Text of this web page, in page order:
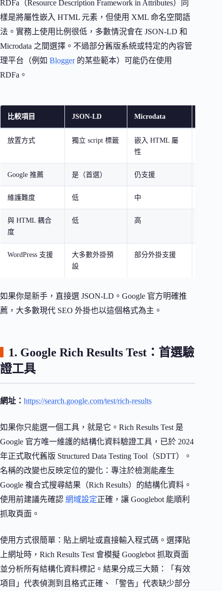
RDFa（Resource Description Framework in Attributes）同
樣是將屬性嵌入 HTML 元素，但使用 XML 命名空間語
法。實務上使用比例很低，多數情況會在 JSON-LD 和
Microdata 之間選擇。不過部分舊版系統或特定的內容管
理平台（例如 Blogger的某些範本）可能仍在使用
RDFa。
比較項目 JSON-LD Microdata
放置方式 獨立 script 標籤
嵌入 HTML 屬
性
Google 推薦 是（首選） 仍支援
維護難度 低 中
與 HTML 耦合
度
低 高
WordPress 支援
大多數外掛預
設
部分外掛支援
如果你是新手，直接選 JSON-LD。Google 官方明確推
薦，大多數現代 SEO 外掛也以這個格式為主。
1. Google Rich Results Test：首選驗
證工具
網址： https://search.google.com/test/rich-results
如果你只能選一個工具，就是它。Rich Results Test 是
Google 官方唯一維護的結構化資料驗證工具，已於 2024
年正式取代舊版 Structured Data Testing Tool（SDTT）。
名稱的改變也反映定位的變化：專注於檢測能產生
Google 複合式搜尋結果（Rich Results）的結構化資料。
使用前建議先確認 網域設定正確，讓 Googlebot 能順利
抓取頁面。
使用方式很簡單：貼上網址或直接輸入程式碼。選擇貼
上網址時，Rich Results Test 會模擬 Googlebot 抓取頁面
並分析所有結構化資料標記。結果分成三大類：「有效
項目」代表偵測到且格式正確、「警告」代表缺少部分